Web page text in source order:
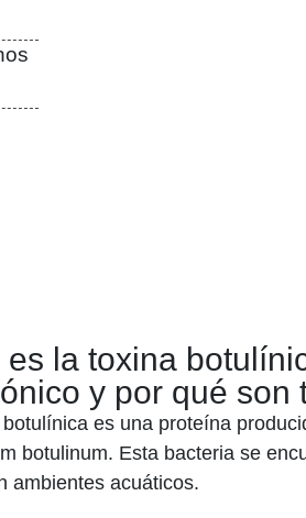
es la toxina
y por qué son
es una proteína
botulinum. Esta bacteria se
ambientes acuáticos.